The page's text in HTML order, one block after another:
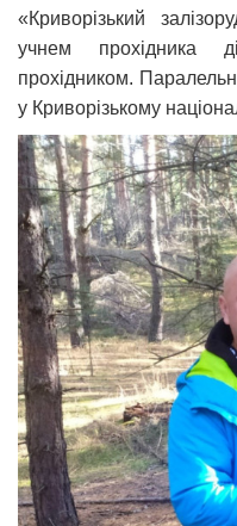
«Криворізький
учнем прохідника
прохідником.
у Криворізькому